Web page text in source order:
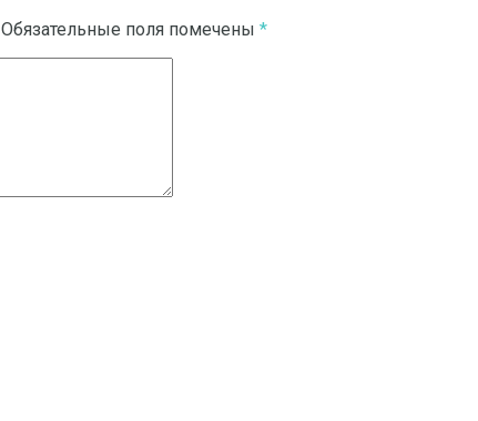
Обязательные поля помечены *